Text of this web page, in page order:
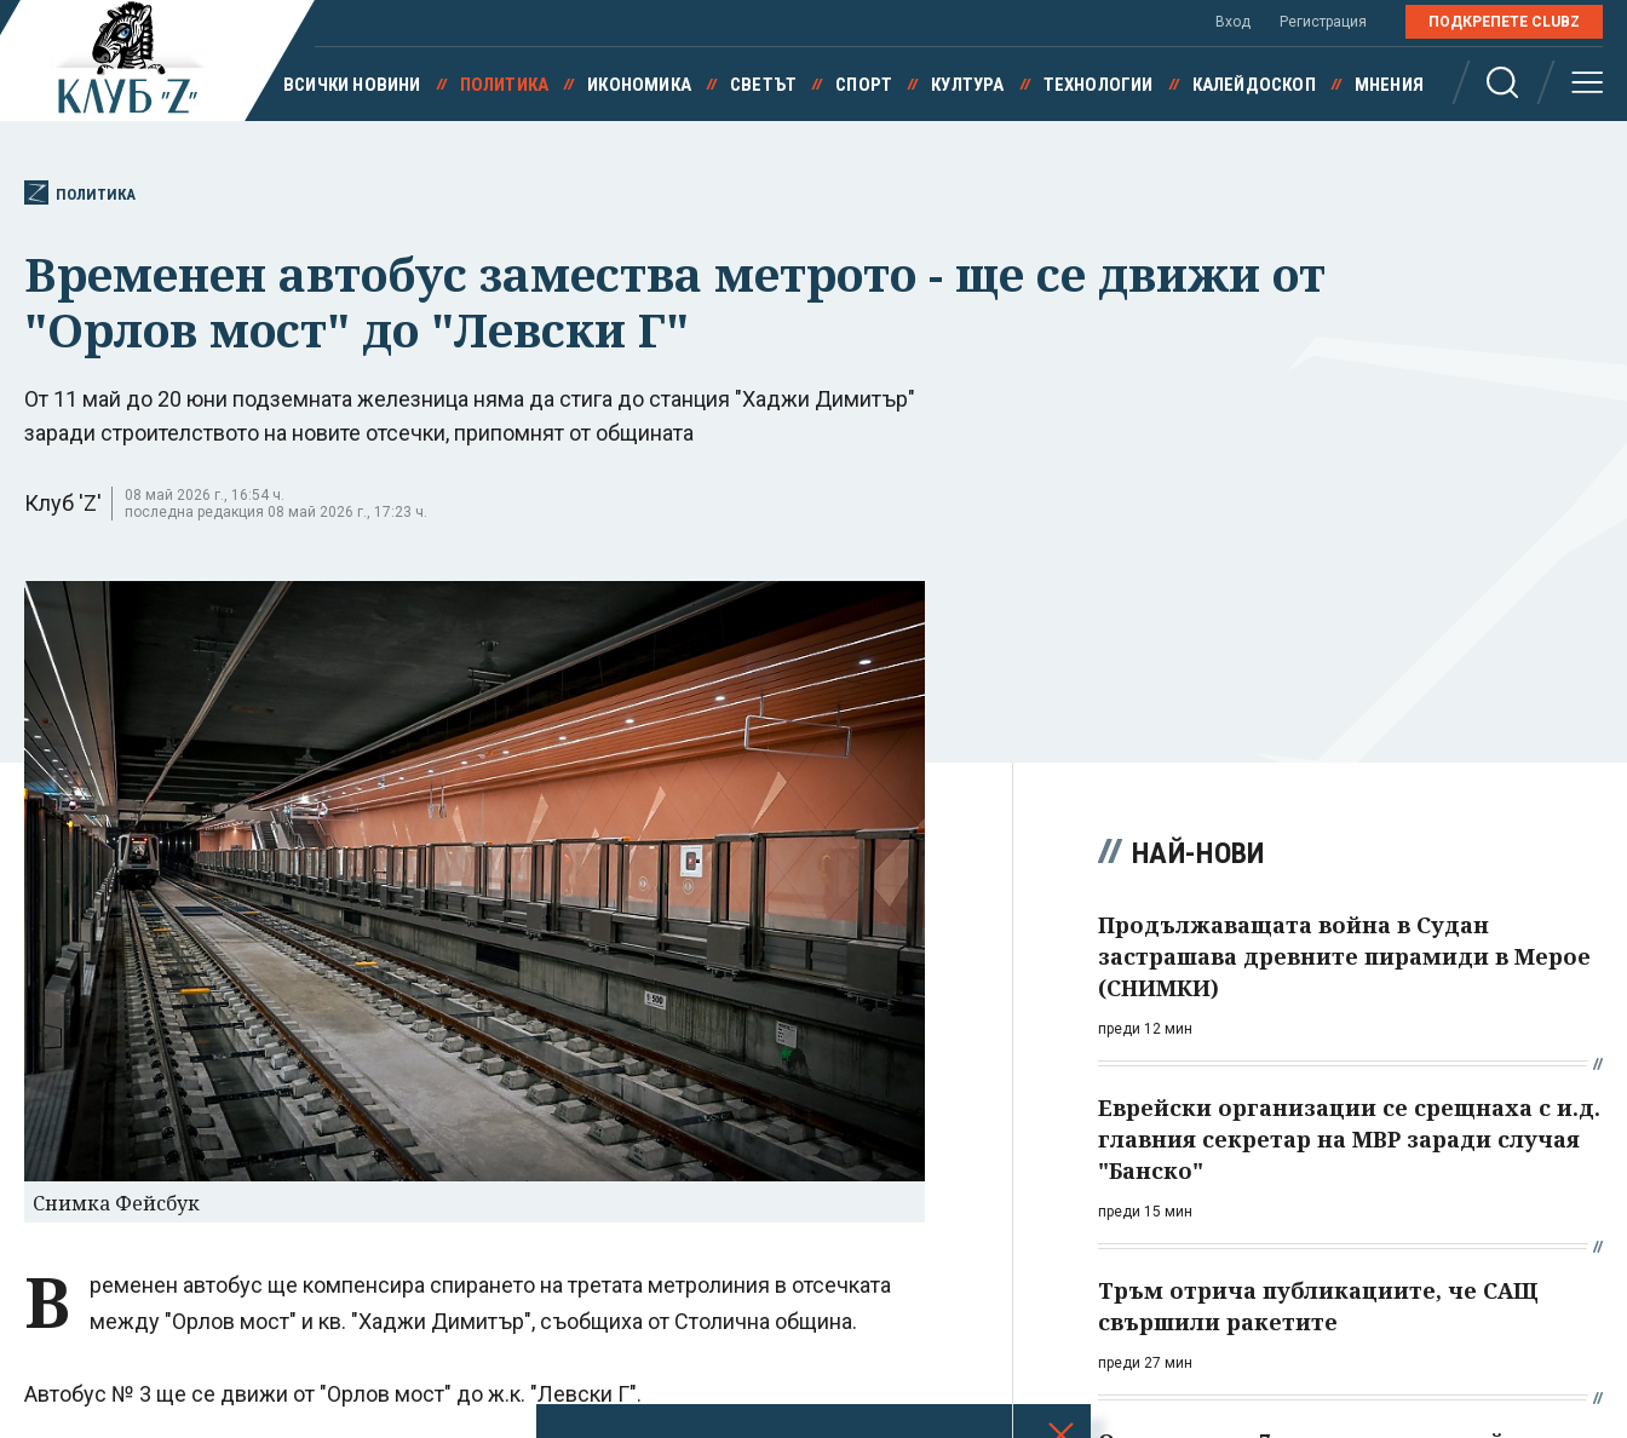
Вход Регистрация ПОДКРЕПЕТЕ CLUBZ
ВСИЧКИ НОВИНИ ПОЛИТИКА ИКОНОМИКА СВЕТЪТ СПОРТ КУЛТУРА ТЕХНОЛОГИИ КАЛЕЙДОСКОП МНЕНИЯ
ПОЛИТИКА
Временен автобус замества метрото - ще се движи от
"Орлов мост" до "Левски Г"
От 11 май до 20 юни подземната железница няма да стига до станция "Хаджи Димитър"
заради строителството на новите отсечки, припомнят от общината
Клуб 'Z'
08 май 2026 г., 16:54 ч.
последна редакция 08 май 2026 г., 17:23 ч.
Снимка Фейсбук
В
ременен автобус ще компенсира спирането на третата метролиния в отсечката
между "Орлов мост" и кв. "Хаджи Димитър", съобщиха от Столична община.
Автобус № 3 ще се движи от "Орлов мост" до ж.к. "Левски Г".
НАЙ-НОВИ
Продължаващата война в Судан
застрашава древните пирамиди в Мерое
(СНИМКИ)
преди 12 мин
Еврейски организации се срещнаха с и.д.
главния секретар на МВР заради случая
"Банско"
преди 15 мин
Тръм отрича публикациите, че САЩ
свършили ракетите
преди 27 мин